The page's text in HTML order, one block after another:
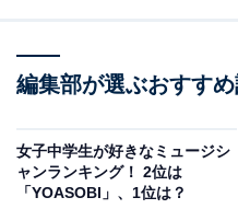
2位は、米津玄師さん。
てデビュー。2012年から
系）の主題歌に起用された
し、注目を集めました。
編集部が選ぶおすす
女子中学生が好きなミュージシ
ャンランキング！ 2位は
「YOASOBI」、1位は？